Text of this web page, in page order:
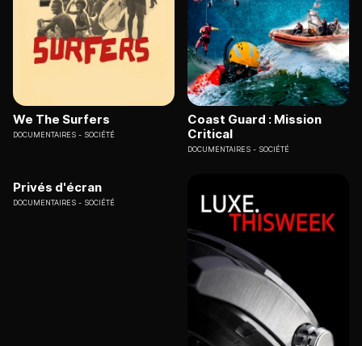
We The Surfers
DOCUMENTAIRES SOCIÉTÉ
Coast Guard : Mission
Critical
DOCUMENTAIRES SOCIÉTÉ
Privés d'écran
DOCUMENTAIRES SOCIÉTÉ